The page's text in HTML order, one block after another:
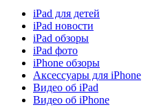
iPad для детей
iPad новости
iPad обзоры
iPad фото
iPhone обзоры
Аксессуары для iPhone
Видео об iPad
Видео об iPhone